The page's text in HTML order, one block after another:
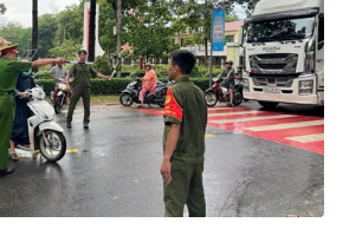
hình thức nếu không có sự chấp